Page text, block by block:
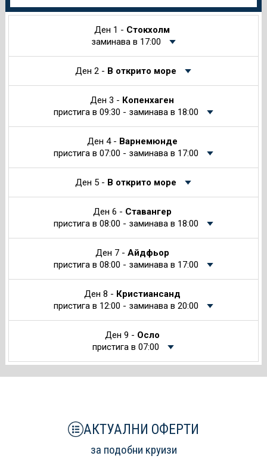
за
Ден 1 - Стокхолм
заминава в 17:00
Ден 2 - В открито море
Ден 3 - Копенхаген
пристига в 09:30 - заминава в 18:00
Ден 4 - Варнемюнде
пристига в 07:00 - заминава в 17:00
Ден 5 - В открито море
Ден 6 - Ставангер
пристига в 08:00 - заминава в 18:00
Ден 7 - Айдфьор
пристига в 08:00 - заминава в 17:00
Ден 8 - Кристиансанд
пристига в 12:00 - заминава в 20:00
Ден 9 - Осло
пристига в 07:00
АКТУАЛНИ ОФЕРТИ
за подобни круизи